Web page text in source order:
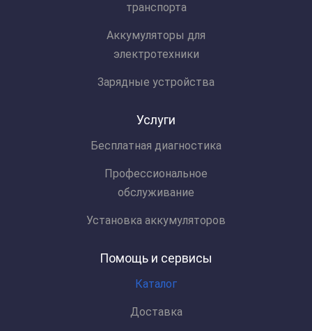
транспорта
Аккумуляторы для
электротехники
Зарядные устройства
Услуги
Бесплатная диагностика
Профессиональное
обслуживание
Установка аккумуляторов
Помощь и сервисы
Каталог
Доставка